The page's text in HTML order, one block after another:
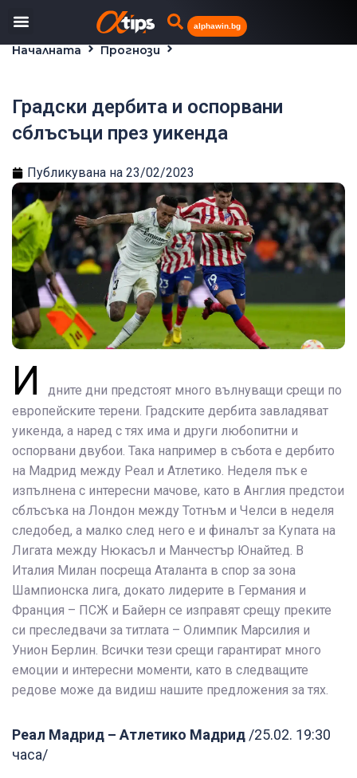
alphawin.bg
Началната
Прогнози
Градски дербита и оспорвани
сблъсъци през уикенда
Публикувана на 23/02/2023
И
дните дни предстоят много вълнуващи срещи по
европейските терени. Градските дербита завладяват
уикенда, а наред с тях има и други любопитни и
оспорвани двубои. Така например в събота е дербито
на Мадрид между Реал и Атлетико. Неделя пък е
изпълнена с интересни мачове, като в Англия предстои
сблъсъка на Лондон между Тотнъм и Челси в неделя
следобед, а малко след него е и финалът за Купата на
Лигата между Нюкасъл и Манчестър Юнайтед. В
Италия Милан посреща Аталанта в спор за зона
Шампионска лига, докато лидерите в Германия и
Франция – ПСЖ и Байерн се изправят срещу преките
си преследвачи за титлата – Олимпик Марсилия и
Унион Берлин. Всички тези срещи гарантират много
емоции и интересни моменти, като в следващите
редове може да видиш нашите предложения за тях.
Реал Мадрид – Атлетико Мадрид /25.02. 19:30
часа/